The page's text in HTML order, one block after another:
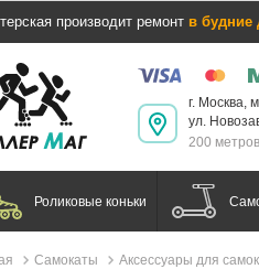
производит ремонт в будние
г. Москва,
ул.
200
Роликовые коньки
Самокаты Аксессуары для